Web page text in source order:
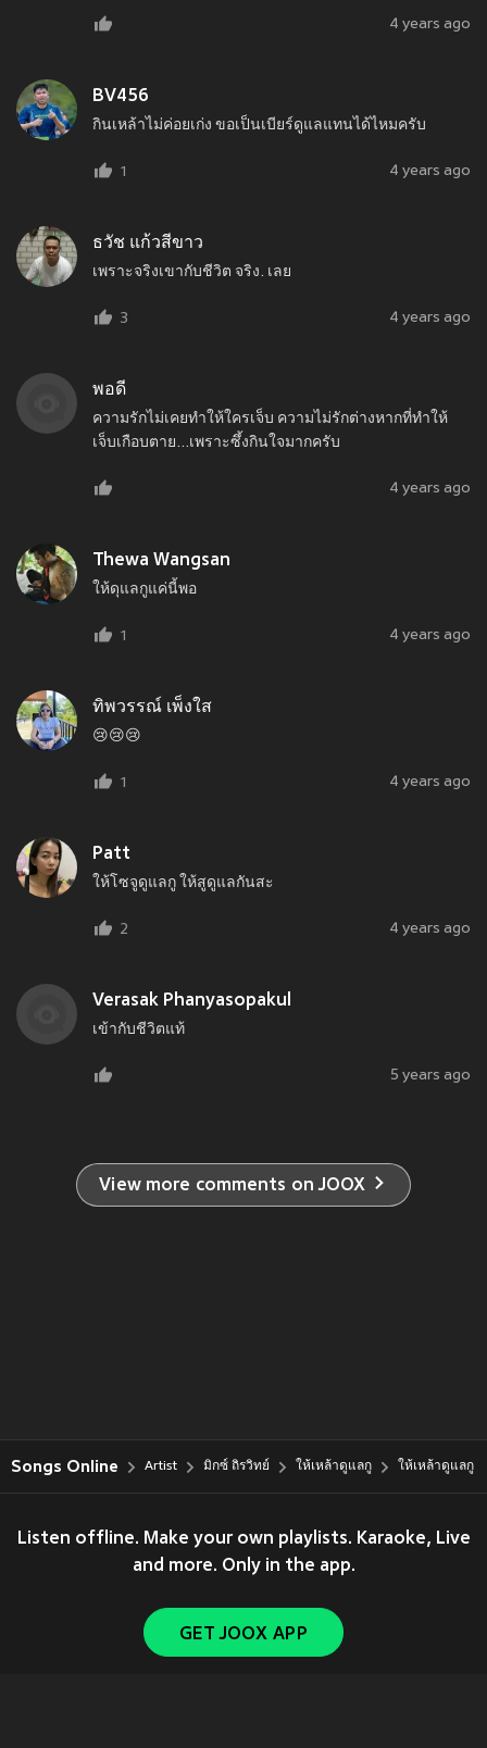
4 years ago
BV456
กินเหล้าไม่ค่อยเก่ง ขอเป็นเบียร์ดูแลแทนได้ไหมครับ
1 4 years ago
ธวัช แก้วสีขาว
เพราะจริงเขากับชีวิต จริง. เลย
3 4 years ago
พอดี
ความรักไม่เคยทำให้ใครเจ็บ ความไม่รักต่างหากที่ทำให้
เจ็บเกือบตาย...เพราะซึ้งกินใจมากครับ
4 years ago
Thewa Wangsan
ให้ดุแลกูแค่นี้พอ
1 4 years ago
ทิพวรรณ์ เพ็งใส
😢😢😢
1 4 years ago
Patt
ให้โซจูดูแลกู ให้สูดูแลกันสะ
2 4 years ago
Verasak Phanyasopakul
เข้ากับชีวิตแท้
5 years ago
View more comments on JOOX
Songs Online Artist มิกซ์ ถิรวิทย์ ให้เหล้าดูแลกู ให้เหล้าดูแลกู
Listen offline. Make your own playlists. Karaoke, Live
and more. Only in the app.
GET JOOX APP